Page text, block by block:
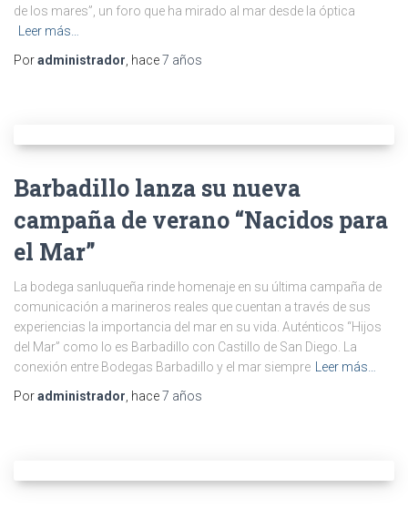
de los mares”, un foro que ha mirado al mar desde la óptica
Leer más…
Poradministrador, hace7 años
Barbadillo lanza su nueva
campaña de verano “Nacidos para
el Mar”
La bodega sanluqueña rinde homenaje en su última campaña de
comunicación a marineros reales que cuentan a través de sus
experiencias la importancia del mar en su vida. Auténticos “Hijos
del Mar” como lo es Barbadillo con Castillo de San Diego. La
conexión entre Bodegas Barbadillo y el mar siempre Leer más…
Poradministrador, hace7 años